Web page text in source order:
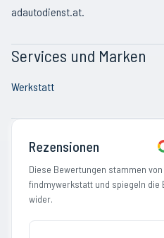
adautodienst.at.
Services und Marken
Werkstatt
Rezensionen
Diese Bewertungen stammen von
findmywerkstatt und spiegeln die
wider.